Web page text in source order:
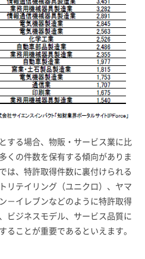
する場合、物販・サービス業に比
くの件数を保有する傾向がありま
は、特許取得件数に裏付けられる
リテイリング（ユニクロ）、ヤマ
－イレブンなどのように特許取得
ビジネスモデル、サービス品質に
ることが重要であるといえます。